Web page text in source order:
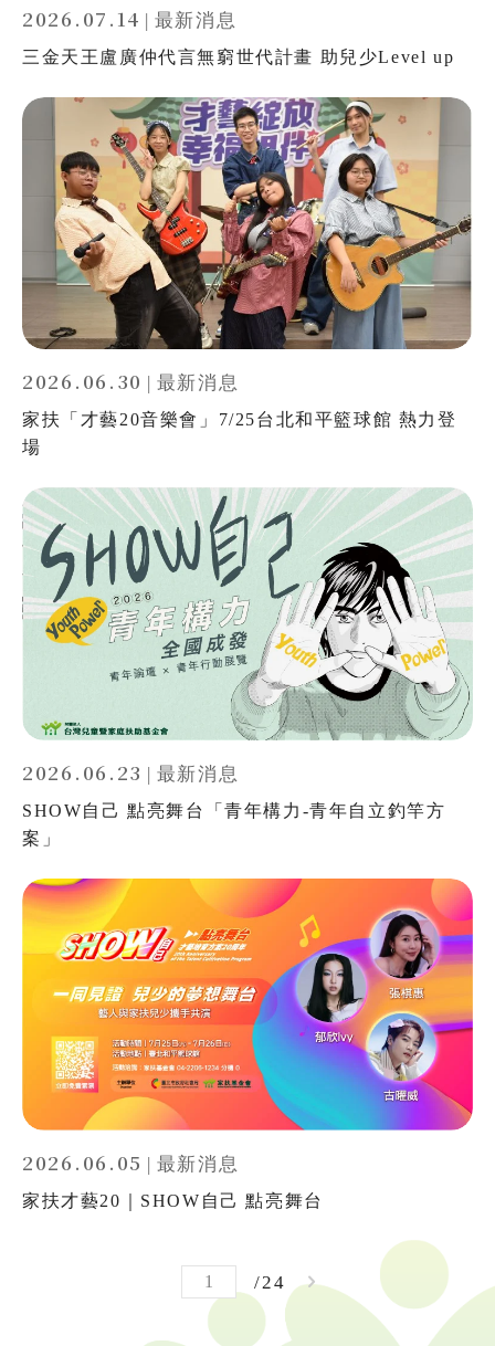
全文檢索
搜尋
熱門關鍵字
用愛包圍 公益 義賣品
2026.07.14 | 最新消息
三金天王盧廣仲代言無窮世代計畫 助兒少Level up
2026.06.30 | 最新消息
家扶「才藝20音樂會」7/25台北和平籃球館 熱力登
場
2026.06.23 | 最新消息
SHOW自己 點亮舞台「青年構力-青年自立釣竿方
案」
2026.06.05 最新消息
家扶才藝20｜SHOW自己 點亮舞台
24